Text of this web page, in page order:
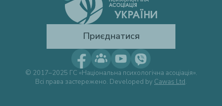
Приєднатися
© 2017–2025 ГС «Національна психологічна асоціація».
Всі права застережено. Developed by Cawas Ltd.